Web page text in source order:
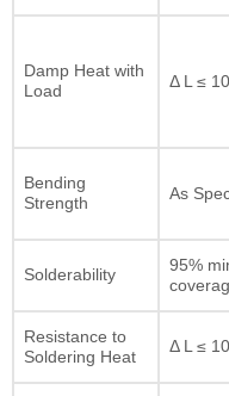
Damp Heat with
Load
Δ L ≤
Bending
Strength
As
Solderability
95%
Resistance to
Soldering Heat
Δ L ≤